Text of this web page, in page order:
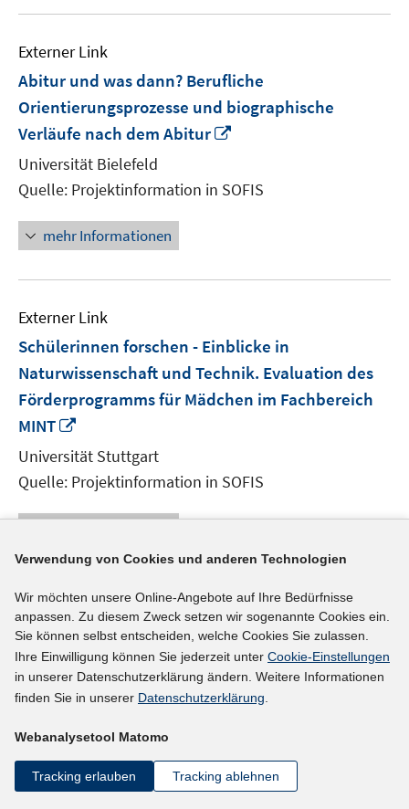
Externer Link
Abitur und was dann? Berufliche
Orientierungsprozesse und biographische
Verläufe nach dem Abitur
öffnen
Universität Bielefeld
Quelle: Projektinformation in SOFIS
mehr Informationen
Externer Link
Schülerinnen forschen - Einblicke in
Naturwissenschaft und Technik. Evaluation des
Förderprogramms für Mädchen im Fachbereich
MINT
Fenster
öffnen
Universität Stuttgart
Quelle: Projektinformation in SOFIS
Externer Link
Berufswahlentscheidung, Selbstbild und Eignung
künftiger Grund- und Hauptschullehrkräfte in
der zweiten Ausbildungsphase
In
Quelle: Projektinformation in SOFIS
mehr Informationen
Verwendung von Cookies und anderen Technologien
Wir möchten unsere Online-Angebote auf Ihre Bedürfnisse
anpassen. Zu diesem Zweck setzen wir sogenannte Cookies ein.
Sie können selbst entscheiden, welche Cookies Sie zulassen.
Ihre Einwilligung können Sie jederzeit unter Cookie-Einstellungen
in unserer Datenschutzerklärung ändern. Weitere Informationen
finden Sie in unserer Datenschutzerklärung.
Webanalysetool Matomo
Tracking erlauben Tracking ablehnen